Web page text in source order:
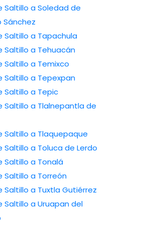
Saltillo a Soledad de
Sánchez
Saltillo a Tapachula
Saltillo a Tehuacán
Saltillo a Temixco
Saltillo a Tepexpan
Saltillo a Tepic
Saltillo a Tlalnepantla de
Saltillo a Tlaquepaque
Saltillo a Toluca de Lerdo
Saltillo a Tonalá
Saltillo a Torreón
Saltillo a Tuxtla Gutiérrez
Saltillo a Uruapan del